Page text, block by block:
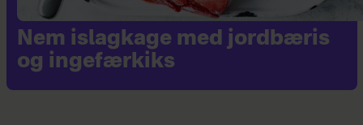
Nem islagkage med jordbæris
og ingefærkiks